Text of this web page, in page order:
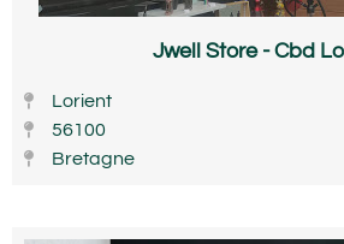
Jwell Store - Cbd
Lorient
56100
Bretagne